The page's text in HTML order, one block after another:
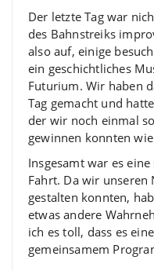
Der letzte Tag war
des Bahnstreiks
also auf, einige
ein geschichtliches
Futurium. Wir haben
Tag gemacht und
der wir noch einmal
gewinnen konnten
Insgesamt war es
Fahrt. Da wir unseren
gestalten konnten,
etwas andere
ich es toll, dass es
gemeinsamem